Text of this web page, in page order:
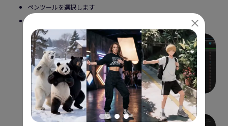
ペンツールを選択します